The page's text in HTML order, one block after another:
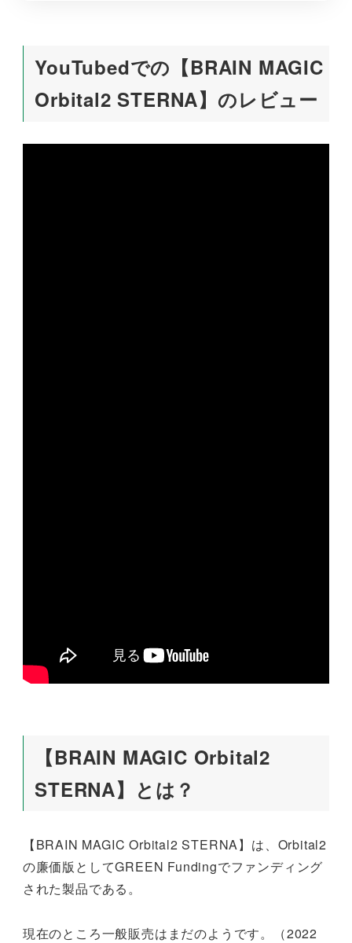
YouTubedでの【BRAIN MAGIC
Orbital2 STERNA】のレビュー
【BRAIN MAGIC Orbital2
STERNA】とは？
【BRAIN MAGIC Orbital2 STERNA】は、Orbital2
の廉価版としてGREEN Fundingでファンディング
された製品である。
現在のところ一般販売はまだのようです。（2022